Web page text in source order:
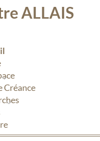
ALLAIS
Créance